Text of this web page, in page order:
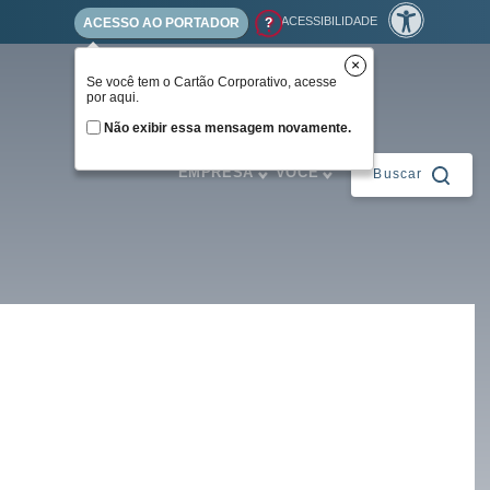
EMPRESA VOCÊ Buscar
?
ACESSO AO PORTADOR
×
Se você tem o Cartão Corporativo, acesse
por aqui.
Não exibir essa mensagem novamente.
ACESSIBILIDADE